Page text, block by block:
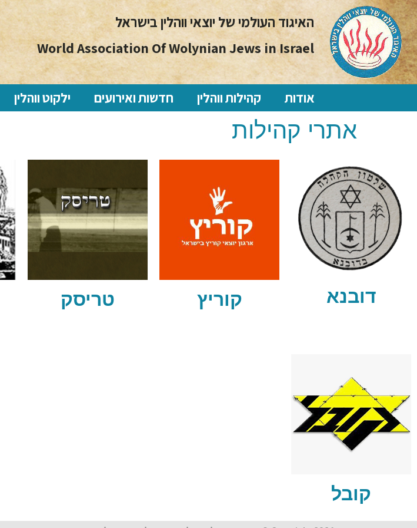
האיגוד העולמי של יוצאי ווהלין בישראל
World Association Of Wolynian Jews in Israel
אודות קהילות ווהלין חדשות ואירועים ילקוט ווהלין
אתרי קהילות
דובנא קוריץ טריסק
קובל